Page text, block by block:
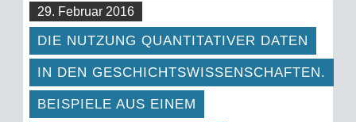
29. Februar 2016
DIE NUTZUNG QUANTITATIVER DATEN
IN DEN GESCHICHTSWISSENSCHAFTEN.
BEISPIELE AUS EINEM